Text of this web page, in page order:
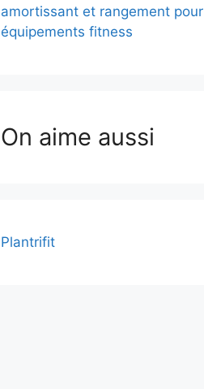
amortissant et rangement pour
équipements fitness
On aime aussi
Plantrifit